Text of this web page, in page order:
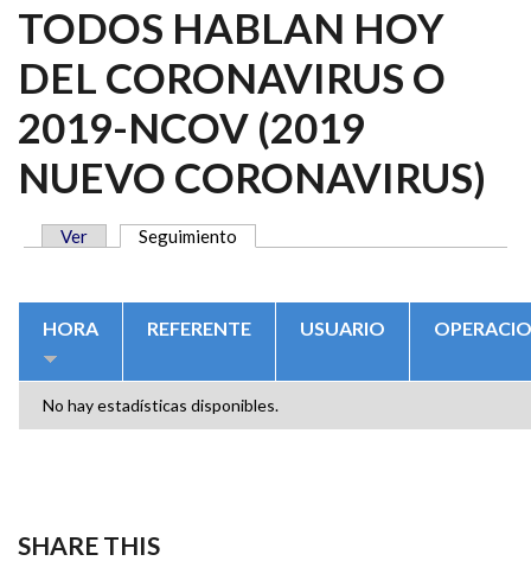
TODOS HABLAN HOY
DEL CORONAVIRUS O
2019-NCOV (2019
NUEVO CORONAVIRUS)
Ver Seguimiento
HORA REFERENTE USUARIO
No hay estadísticas disponibles.
SHARE THIS